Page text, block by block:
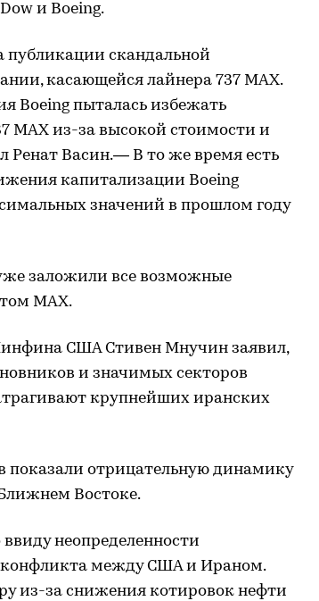
и Boeing.
публикации скандальной
касающейся лайнера 737 MAX.
Boeing пыталась избежать
MAX из-за высокой стоимости и
Ренат Васин.— В то же время есть
капитализации Boeing
значений в прошлом году
заложили все возможные
MAX.
США Стивен Мнучин заявил,
и значимых секторов
крупнейших иранских
показали отрицательную динамику
Востоке.
неопределенности
конфликта между США и Ираном.
из-за снижения котировок нефти